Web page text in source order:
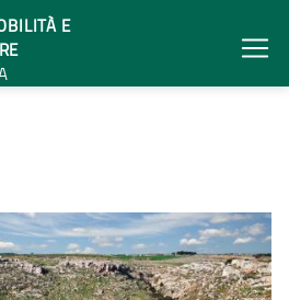
E
e infrastrutture